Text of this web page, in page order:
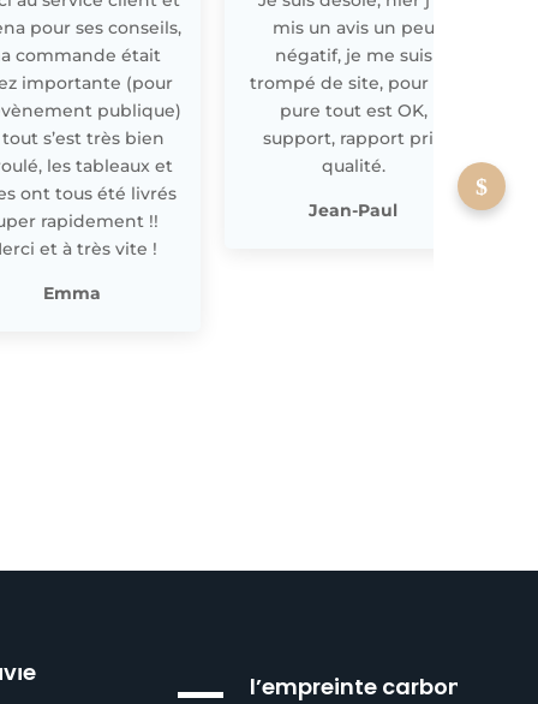
pour ses conseils,
commande était
importante (pour
publique)
s’est très bien
les tableaux et
ont tous été livrés
rapidement !!
et à très vite !
Emma
mis un avis un peu
négatif, je me suis
trompé de site, pour off
pure tout est OK,
support, rapport prix
qualité.
Jean-Paul
l’empreinte carbone